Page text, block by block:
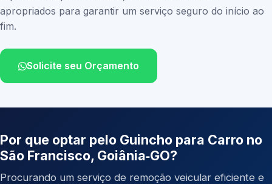
apropriados para garantir um serviço seguro do início ao
fim.
Solicite seu Orçamento
Por que optar pelo Guincho para Carro no
São Francisco, Goiânia‑GO?
Procurando um serviço de remoção veicular eficiente e